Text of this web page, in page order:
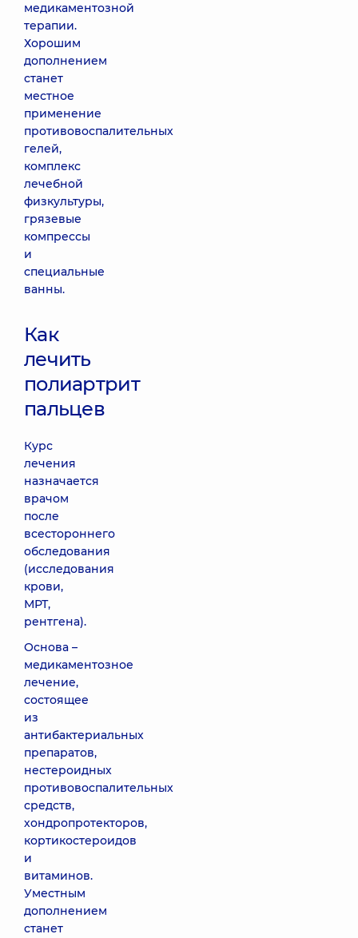
медикаментозной
терапии.
Хорошим
дополнением
станет
местное
применение
противовоспалительных
гелей,
комплекс
лечебной
физкультуры,
грязевые
компрессы
и
специальные
ванны.
Как
лечить
полиартрит
пальцев
Курс
лечения
назначается
врачом
после
всестороннего
обследования
(исследования
крови,
МРТ,
рентгена).
Основа –
медикаментозное
лечение,
состоящее
из
антибактериальных
препаратов,
нестероидных
противовоспалительных
средств,
хондропротекторов,
кортикостероидов
и
витаминов.
Уместным
дополнением
станет